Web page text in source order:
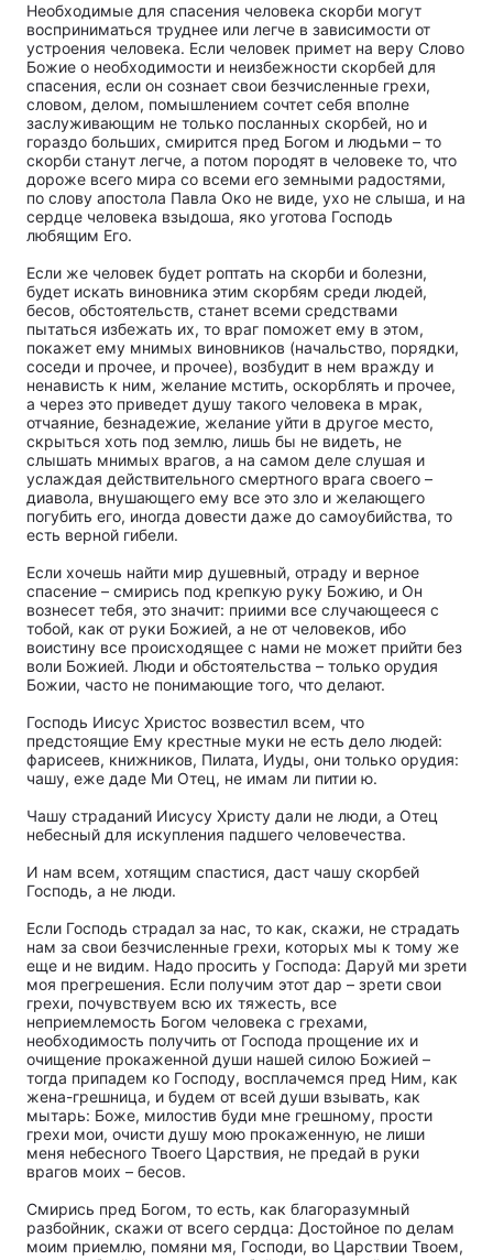
Необходимые для спасения человека скорби могут
восприниматься труднее или легче в зависимости от
устроения человека. Если человек примет на веру Слово
Божие о необходимости и неизбежности скорбей для
спасения, если он сознает свои безчисленные грехи,
словом, делом, помышлением сочтет себя вполне
заслуживающим не только посланных скорбей, но и
гораздо больших, смирится пред Богом и людьми – то
скорби станут легче, а потом породят в человеке то, что
дороже всего мира со всеми его земными радостями,
по слову апостола Павла Око не виде, ухо не слыша, и на
сердце человека взыдоша, яко уготова Господь
любящим Его.
Если же человек будет роптать на скорби и болезни,
будет искать виновника этим скорбям среди людей,
бесов, обстоятельств, станет всеми средствами
пытаться избежать их, то враг поможет ему в этом,
покажет ему мнимых виновников (начальство, порядки,
соседи и прочее, и прочее), возбудит в нем вражду и
ненависть к ним, желание мстить, оскорблять и прочее,
а через это приведет душу такого человека в мрак,
отчаяние, безнадежие, желание уйти в другое место,
скрыться хоть под землю, лишь бы не видеть, не
слышать мнимых врагов, а на самом деле слушая и
услаждая действительного смертного врага своего –
диавола, внушающего ему все это зло и желающего
погубить его, иногда довести даже до самоубийства, то
есть верной гибели.
Если хочешь найти мир душевный, отраду и верное
спасение – смирись под крепкую руку Божию, и Он
вознесет тебя, это значит: приими все случающееся с
тобой, как от руки Божией, а не от человеков, ибо
воистину все происходящее с нами не может прийти без
воли Божией. Люди и обстоятельства – только орудия
Божии, часто не понимающие того, что делают.
Господь Иисус Христос возвестил всем, что
предстоящие Ему крестные муки не есть дело людей:
фарисеев, книжников, Пилата, Иуды, они только орудия:
чашу, еже даде Ми Отец, не имам ли питии ю.
Чашу страданий Иисусу Христу дали не люди, а Отец
небесный для искупления падшего человечества.
И нам всем, хотящим спастися, даст чашу скорбей
Господь, а не люди.
Если Господь страдал за нас, то как, скажи, не страдать
нам за свои безчисленные грехи, которых мы к тому же
еще и не видим. Надо просить у Господа: Даруй ми зрети
моя прегрешения. Если получим этот дар – зрети свои
грехи, почувствуем всю их тяжесть, все
неприемлемость Богом человека с грехами,
необходимость получить от Господа прощение их и
очищение прокаженной души нашей силою Божией –
тогда припадем ко Господу, восплачемся пред Ним, как
жена-грешница, и будем от всей души взывать, как
мытарь: Боже, милостив буди мне грешному, прости
грехи мои, очисти душу мою прокаженную, не лиши
меня небесного Твоего Царствия, не предай в руки
врагов моих – бесов.
Смирись пред Богом, то есть, как благоразумный
разбойник, скажи от всего сердца: Достойное по делам
моим приемлю, помяни мя, Господи, во Царствии Твоем,